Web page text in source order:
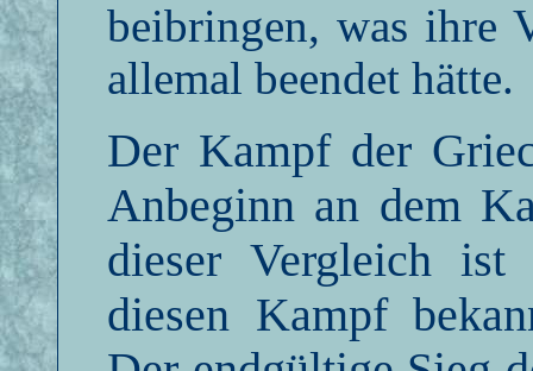
beibringen, was ihre
allemal beendet hätte.
Der Kampf der
Anbeginn an dem
dieser Vergleich
diesen Kampf